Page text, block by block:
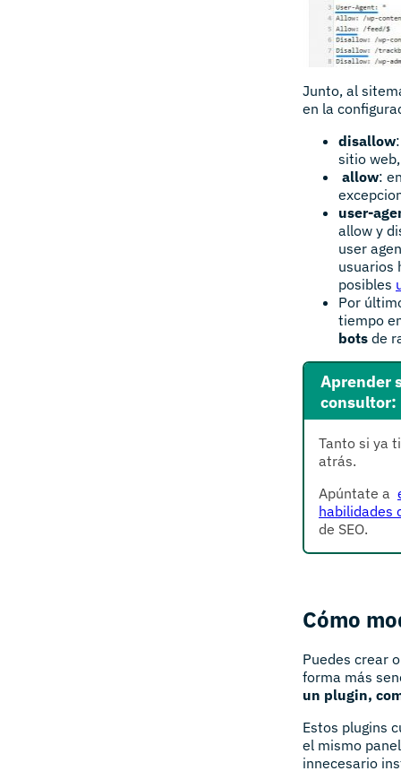
Junto, al
en la
disallow
sitio
allow:
user-
allow y
user
usuarios
posibles
Por
tiempo
bots de
Aprender
consultor:
Tanto si ya
atrás.
Apúntate a
habilidades
de SEO.
Cómo
Puedes crear
forma más
un plugin,
Estos plugins
el mismo
innecesario